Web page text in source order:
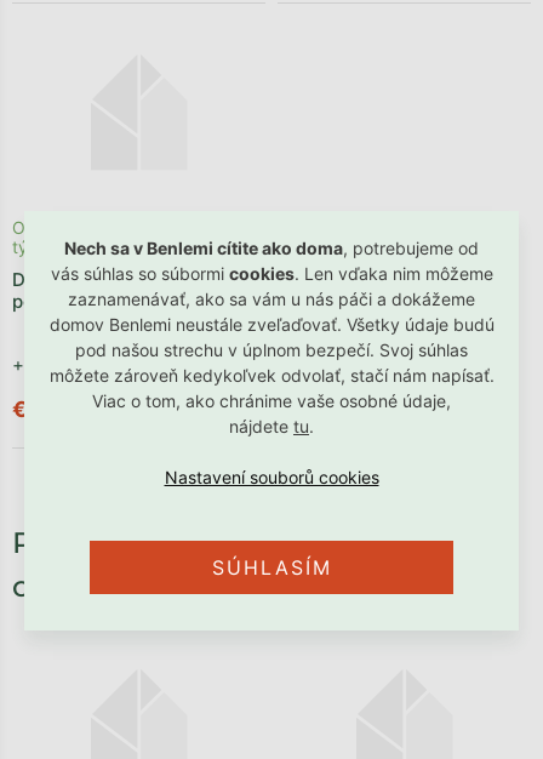
Nech sa v Benlemi cítite ako doma, potrebujeme od
vás súhlas so súbormi cookies. Len vďaka nim môžeme
zaznamenávať, ako sa vám u nás páči a dokážeme
domov Benlemi neustále zveľaďovať. Všetky údaje budú
pod našou strechu v úplnom bezpečí. Svoj súhlas
môžete zároveň kedykoľvek odvolať, stačí nám napísať.
Viac o tom, ako chránime vaše osobné údaje,
nájdete tu.
SÚHLASÍM
Detská penová puzzle
podlaha MEDVEDÍK
+ ďalšie
Odosielame počas 1 - 3
týždňov
€72,90
Potrebné príslušenstvo, ktoré
oceníte: